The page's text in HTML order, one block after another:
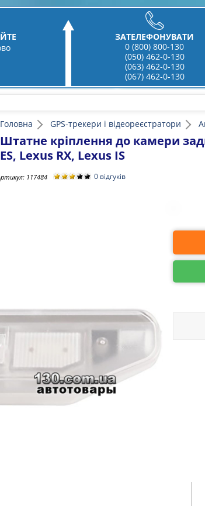
ЗАТЕЛЕФОНУВАТИ
0 (800) 800-130
(050) 462-0-130
(063) 462-0-130
(067) 462-0-130
Головна GPS-трекери і відеореєстратори
Штатне кріплення до камери
ES, Lexus RX, Lexus IS
117484 0 відгуків